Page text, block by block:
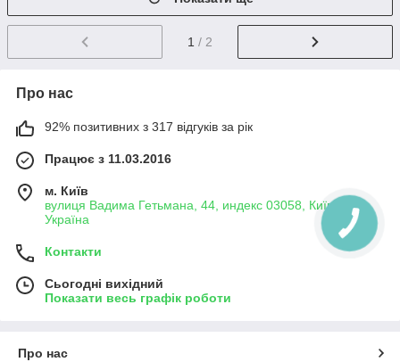
1 / 2
Про нас
92% позитивних з 317 відгуків за рік
Працює з 11.03.2016
м. Київ
вулиця Вадима Гетьмана, 44, индекс 03058, Київ,
Україна
Контакти
Сьогодні вихідний
Показати весь графік роботи
Про нас